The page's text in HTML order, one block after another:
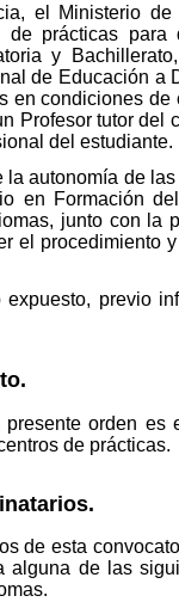
el Ministerio
de prácticas
y
de Educación a
en condiciones
Profesor tutor del
del estudiante.
la autonomía de
en Formación
junto con la
el procedimiento
expuesto, previo
orden es
de prácticas.
de esta
alguna de las